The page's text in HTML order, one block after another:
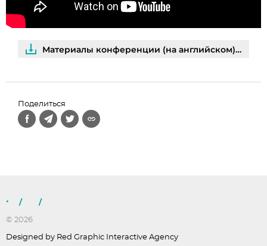
Материалы конференции (на английском) и фотогалерея
Поделиться
/ /
© 2026
Designed by Red Graphic Interactive Agency